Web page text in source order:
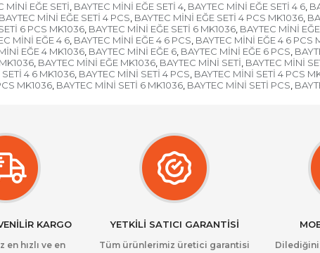
MİNİ EĞE SETİ, BAYTEC MİNİ EĞE SETİ 4, BAYTEC MİNİ EĞE SETİ 4 6,
BAYTEC MİNİ EĞE SETİ 4 PCS, BAYTEC MİNİ EĞE SETİ 4 PCS MK1036,
6 PCS MK1036, BAYTEC MİNİ EĞE SETİ 6 MK1036, BAYTEC MİNİ
MİNİ EĞE 4 6, BAYTEC MİNİ EĞE 4 6 PCS, BAYTEC MİNİ EĞE 4 6 PCS
EĞE 4 MK1036, BAYTEC MİNİ EĞE 6, BAYTEC MİNİ EĞE 6 PCS,
, BAYTEC MİNİ EĞE MK1036, BAYTEC MİNİ SETİ, BAYTEC MİNİ
4 6 MK1036, BAYTEC MİNİ SETİ 4 PCS, BAYTEC MİNİ SETİ 4 PCS
MK1036, BAYTEC MİNİ SETİ 6 MK1036, BAYTEC MİNİ SETİ PCS,
KARGO
en hızlı ve en
YETKİLİ SATICI GARANTİSİ
Tüm ürünlerimiz üretici garantisi